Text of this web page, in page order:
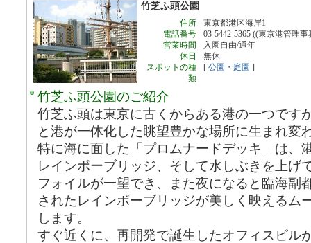
竹芝ふ頭公園
住所
東京都港区海岸1
電話番号
03-5442-5365 ((東京港管理事
営業時間
入園自由/通年
休日
無休
スポットの種
類
[ 公園・庭園 ]
竹芝ふ頭公園のご紹介
竹芝ふ頭は東京に古くからある港の一つです
と港が一体化した眺望豊かな場所に生まれ変
特に海に面した「プロムナードデッキ」は、
レインボーブリッジ、そして水しぶきを上げ
フォイルが一望でき、また夜になると臨海副
されたレインボーブリッジが美しく映えるム
します。
すぐ近くに、再開発で誕生したオフィスビル